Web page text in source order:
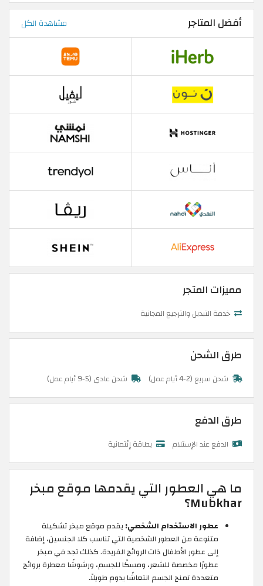
أفضل المتاجر مشاهدة الكل
مميزات المتجر
خدمة التبديل والترجيع المجانية
طرق الشحن
شحن سريع (2-4 أيام عمل) شحن عادي (5-9 أيام عمل)
طرق الدفع
الدفع عند الإستلام بطاقة إئتمانية
ما هي العطور التي يقدمها موقع مبخر
Mubkhar؟
عطور الاستخدام الشخصي: يقدم موقع مبخر تشكيلة
متنوعة من العطور الشخصية التي تناسب كلا الجنسين، إضافة
إلى عطور الأطفال ذات الروائح الفريدة. كذلك تجد في مبخر
عطورًا مخصصة للشعر، ومسكًا للجسم، ورشوشًا معطرة بروائح
متعددة تمنح الجسم انتعاشًا يدوم طويلاً.